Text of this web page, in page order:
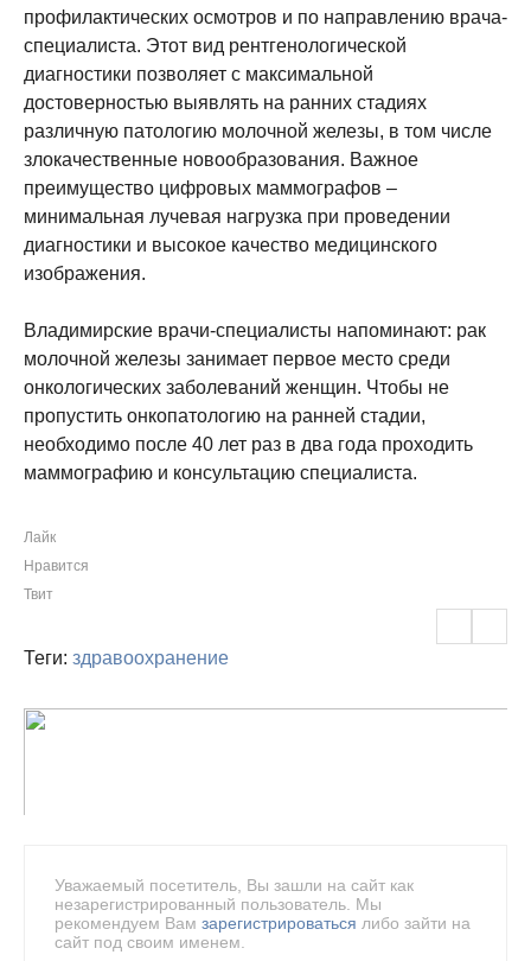
профилактических осмотров и по направлению врача-
специалиста. Этот вид рентгенологической
диагностики позволяет с максимальной
достоверностью выявлять на ранних стадиях
различную патологию молочной железы, в том числе
злокачественные новообразования. Важное
преимущество цифровых маммографов –
минимальная лучевая нагрузка при проведении
диагностики и высокое качество медицинского
изображения.
Владимирские врачи-специалисты напоминают: рак
молочной железы занимает первое место среди
онкологических заболеваний женщин. Чтобы не
пропустить онкопатологию на ранней стадии,
необходимо после 40 лет раз в два года проходить
маммографию и консультацию специалиста.
Лайк
Нравится
Твит
Теги: здравоохранение
Уважаемый посетитель, Вы зашли на сайт как
незарегистрированный пользователь. Мы
рекомендуем Вам зарегистрироваться либо зайти на
сайт под своим именем.